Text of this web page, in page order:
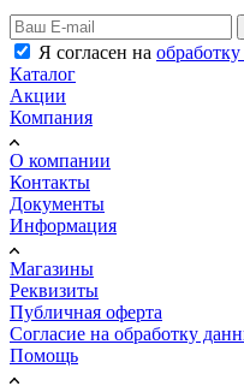
Я согласен на
Каталог
Акции
Компания
О компании
Контакты
Документы
Информация
Магазины
Реквизиты
Публичная оферта
Согласие на обработку
Помощь